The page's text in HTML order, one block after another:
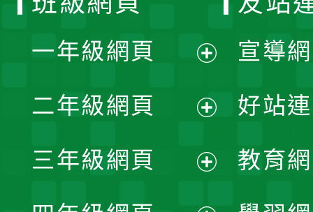
一年級網頁
開
選
單
二年級網頁
開
三年級網頁
宣導
好站
教育